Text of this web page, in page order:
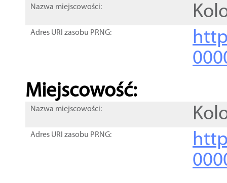
Nazwa miejscowości:
Adres URI zasobu PRNG:
Miejscowość:
Nazwa miejscowości:
Adres URI zasobu PRNG: